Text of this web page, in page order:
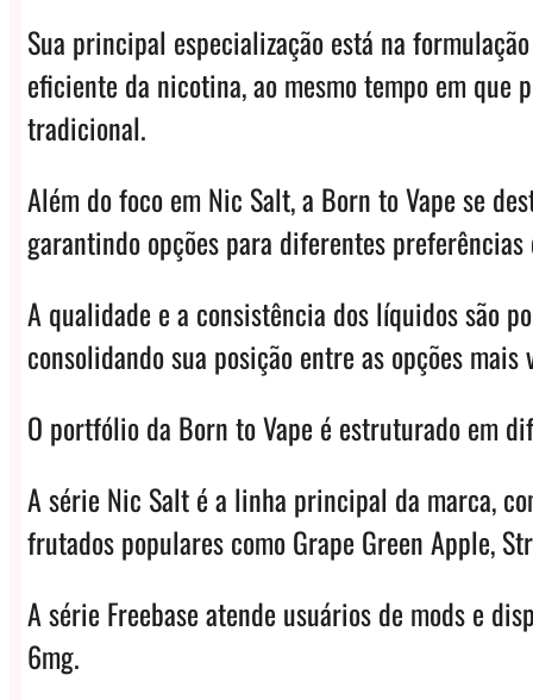
Sua principal especialização está na
eficiente da nicotina, ao mesmo tempo em que
tradicional.
Além do foco em Nic Salt, a Born to Vape se
garantindo opções para diferentes
A qualidade e a consistência dos líquidos são
consolidando sua posição entre as opções mais
O portfólio da Born to Vape é estruturado em
A série Nic Salt é a linha principal da marca,
frutados populares como Grape Green Apple,
A série Freebase atende usuários de mods e
6mg.